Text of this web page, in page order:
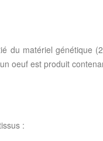
du matériel génétique
oeuf est produit
: